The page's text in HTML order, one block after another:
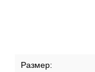
Размер: